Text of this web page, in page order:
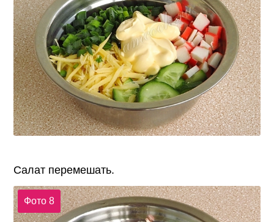
Салат перемешать.
Фото 8